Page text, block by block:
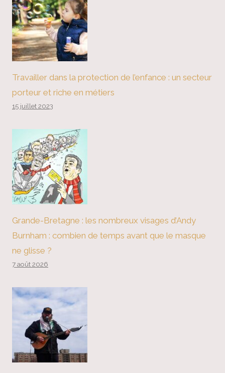
Travailler dans la protection de l’enfance : un secteur
porteur et riche en métiers
15 juillet 2023
Grande-Bretagne : les nombreux visages d’Andy
Burnham : combien de temps avant que le masque
ne glisse ?
7 août 2026